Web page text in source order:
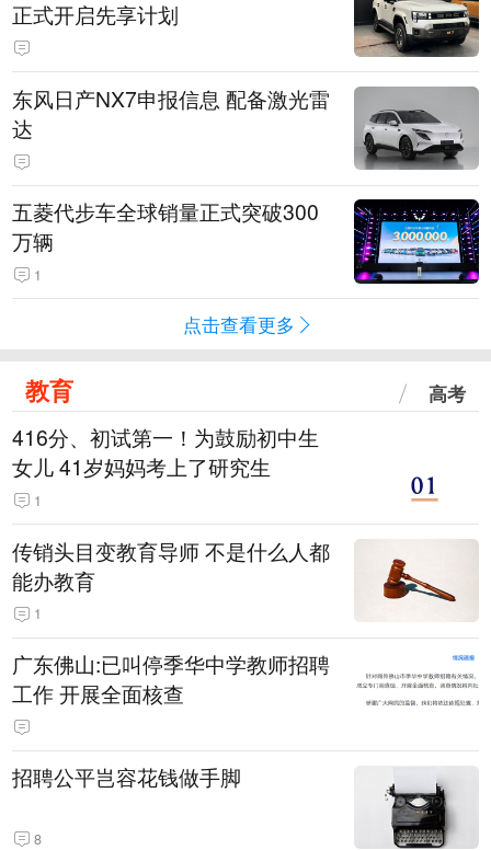
正式开启先享计划
东风日产NX7申报信息 配备激光雷
达
五菱代步车全球销量正式突破300
万辆
1
点击查看更多
教育 高考
416分、初试第一！为鼓励初中生
女儿 41岁妈妈考上了研究生
1
传销头目变教育导师 不是什么人都
能办教育
1
广东佛山:已叫停季华中学教师招聘
工作 开展全面核查
招聘公平岂容花钱做手脚
8